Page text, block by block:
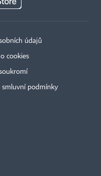
údajů
cookies
smluvní podmínky